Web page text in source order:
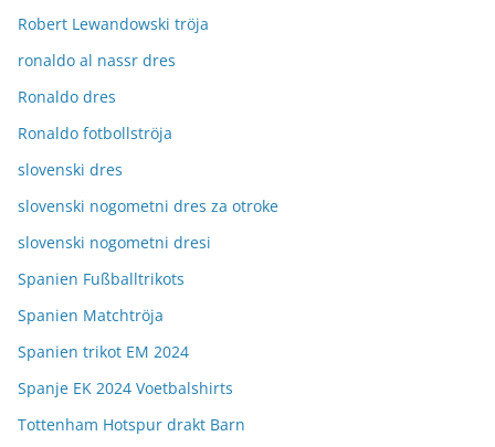
Robert Lewandowski tröja
ronaldo al nassr dres
Ronaldo dres
Ronaldo fotbollströja
slovenski dres
slovenski nogometni dres za otroke
slovenski nogometni dresi
Spanien Fußballtrikots
Spanien Matchtröja
Spanien trikot EM 2024
Spanje EK 2024 Voetbalshirts
Tottenham Hotspur drakt Barn